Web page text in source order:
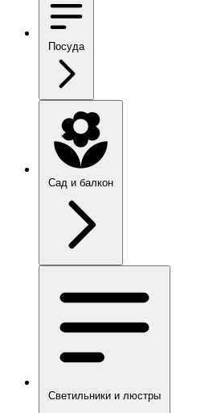
Посуда
Сад и балкон
Светильники и люстры